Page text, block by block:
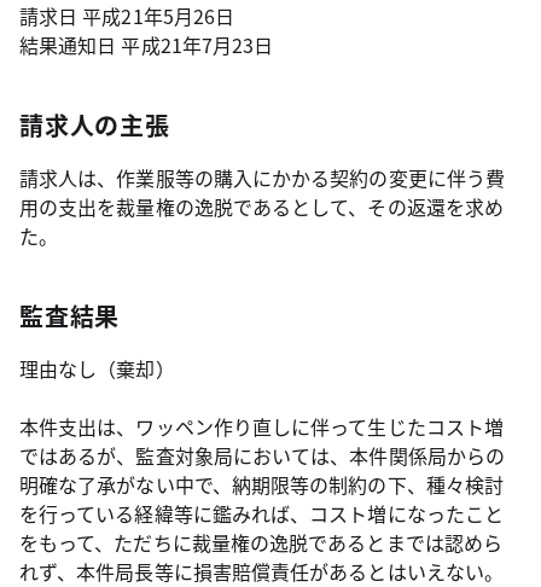
請求日 平成21年5月26日
結果通知日 平成21年7月23日
請求人の主張
請求人は、作業服等の購入にかかる契約の変更に伴う費
用の支出を裁量権の逸脱であるとして、その返還を求め
た。
監査結果
理由なし（棄却）
本件支出は、ワッペン作り直しに伴って生じたコスト増
ではあるが、監査対象局においては、本件関係局からの
明確な了承がない中で、納期限等の制約の下、種々検討
を行っている経緯等に鑑みれば、コスト増になったこと
をもって、ただちに裁量権の逸脱であるとまでは認めら
れず、本件局長等に損害賠償責任があるとはいえない。